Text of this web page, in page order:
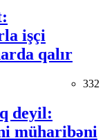
işçi
qalır
332
deyil:
müharibəni